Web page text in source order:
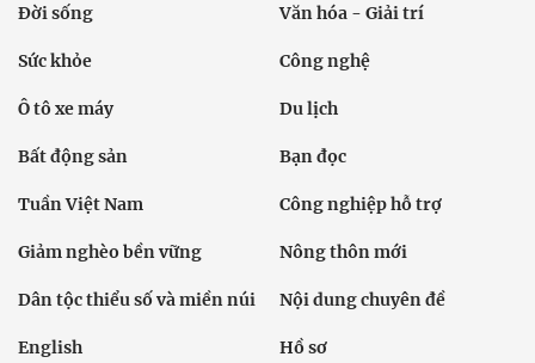
Đời sống Văn hóa - Giải trí
Sức khỏe Công nghệ
Ô tô xe máy Du lịch
Bất động sản Bạn đọc
Tuần Việt Nam Công nghiệp hỗ trợ
Giảm nghèo bền vững Nông thôn mới
Dân tộc thiểu số và miền núi Nội dung chuyên đề
English Hồ sơ